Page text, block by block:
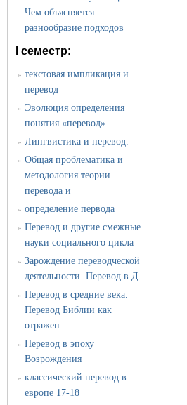
Чем объясняется
разнообразие подходов
I семестр:
» текстовая импликация и
перевод
» Эволюция определения
понятия «перевод».
» Лингвистика и перевод.
» Общая проблематика и
методология теории
перевода и
» определение первода
» Перевод и другие смежные
науки социального цикла
» Зарождение переводческой
деятельности. Перевод в Д
» Перевод в средние века.
Перевод Библии как
отражен
» Перевод в эпоху
Возрождения
» классический перевод в
европе 17-18